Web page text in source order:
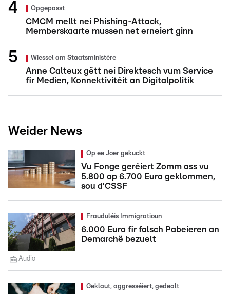
Opgepasst
CMCM mellt nei Phishing-Attack,
Memberskaarte mussen net erneiert ginn
Wiessel am Staatsministère
Anne Calteux gëtt nei Direktesch vum Service
fir Medien, Konnektivitéit an Digitalpolitik
Weider News
Op ee Joer gekuckt
Vu Fonge geréiert Zomm ass vu
5.800 op 6.700 Euro geklommen,
sou d’CSSF
Frauduléis Immigratioun
6.000 Euro fir falsch Pabeieren an
Demarchë bezuelt
Audio
Geklaut, aggresséiert, gedealt